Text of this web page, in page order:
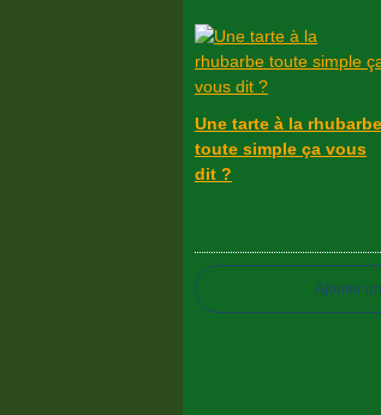
Une tarte à la rhubarbe
toute simple ça vous
dit ?
Ajouter